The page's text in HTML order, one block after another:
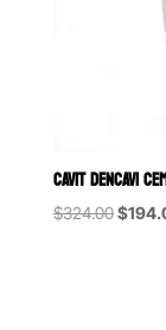
CAVIT DENCAVI
$324.00$